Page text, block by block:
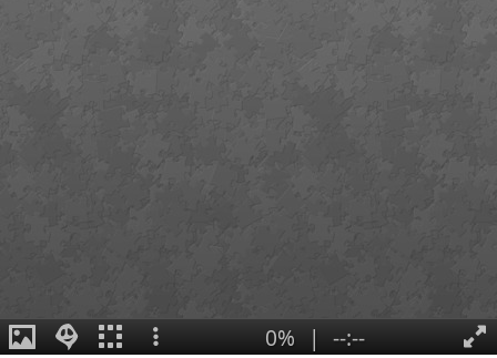
0% | --:--